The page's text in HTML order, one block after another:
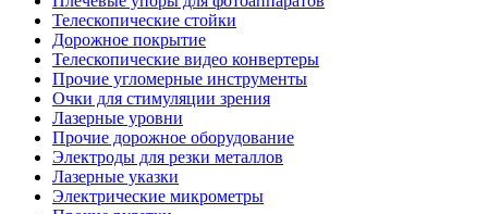
Телескопические стойки
Дорожное покрытие
Телескопические видео конвертеры
Прочие угломерные инструменты
Очки для стимуляции зрения
Лазерные уровни
Прочие дорожное оборудование
Электроды для резки металлов
Лазерные указки
Электрические микрометры